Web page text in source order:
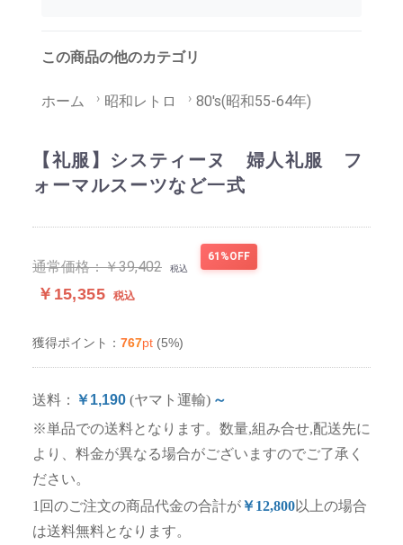
この商品の他のカテゴリ
ホーム 昭和レトロ 80's(昭和55-64年)
【礼服】システィーヌ 婦人礼服 フ
ォーマルスーツなど一式
通常価格：￥39,402 税込
61%OFF
￥15,355 税込
獲得ポイント： 767pt (5%)
送料： ￥1,190 (ヤマト運輸) ～
※単品での送料となります。数量,組み合せ,配送先に
より、料金が異なる場合がございますのでご了承く
ださい。
1回のご注文の商品代金の合計が￥12,800以上の場合
は送料無料となります。